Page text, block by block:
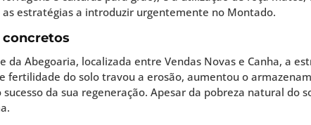
as estratégias a introduzir urgentemente no Montado.
concretos
da Abegoaria, localizada entre Vendas Novas e Canha, a
fertilidade do solo travou a erosão, aumentou o
sucesso da sua regeneração. Apesar da pobreza natural